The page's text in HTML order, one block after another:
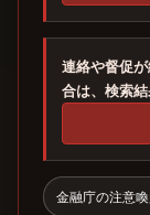
連絡や督促
合は、検索
金融庁の注意